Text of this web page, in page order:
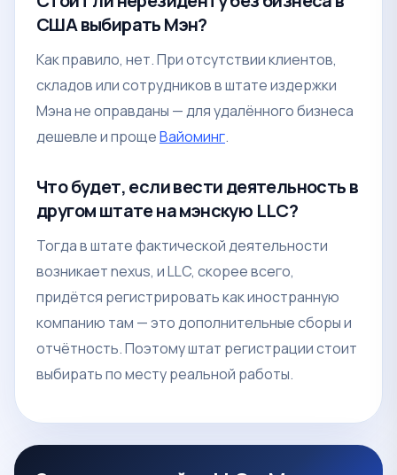
США выбирать Мэн?
Как правило, нет. При отсутствии клиентов,
складов или сотрудников в штате издержки
Мэна не оправданы — для удалённого бизнеса
дешевле и прощеВайоминг.
Что будет, если вести деятельность в
другом штате на мэнскую LLC?
Тогда в штате фактической деятельности
возникает nexus, и LLC, скорее всего,
придётся регистрировать как иностранную
компанию там — это дополнительные сборы и
отчётность. Поэтому штат регистрации стоит
выбирать по месту реальной работы.